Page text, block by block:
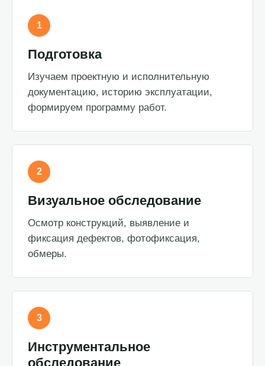
1
Подготовка
Изучаем проектную и исполнительную
документацию, историю эксплуатации,
формируем программу работ.
2
Визуальное обследование
Осмотр конструкций, выявление и
фиксация дефектов, фотофиксация,
обмеры.
3
Инструментальное
обследование